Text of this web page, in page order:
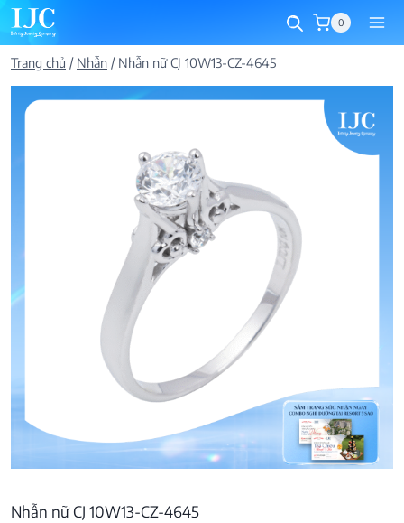
Skip
to
content
0
Trang chủ / Nhẫn / Nhẫn nữ CJ 10W13-CZ-4645
Nhẫn nữ CJ 10W13-CZ-4645